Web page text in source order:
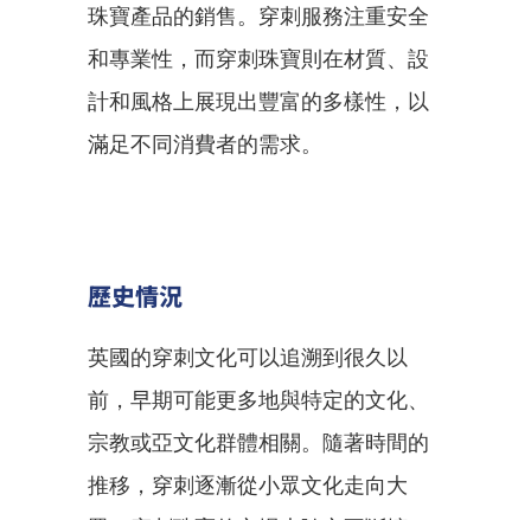
珠寶產品的銷售。穿刺服務注重安全
和專業性，而穿刺珠寶則在材質、設
計和風格上展現出豐富的多樣性，以
滿足不同消費者的需求。
歷史情況
英國的穿刺文化可以追溯到很久以
前，早期可能更多地與特定的文化、
宗教或亞文化群體相關。隨著時間的
推移，穿刺逐漸從小眾文化走向大